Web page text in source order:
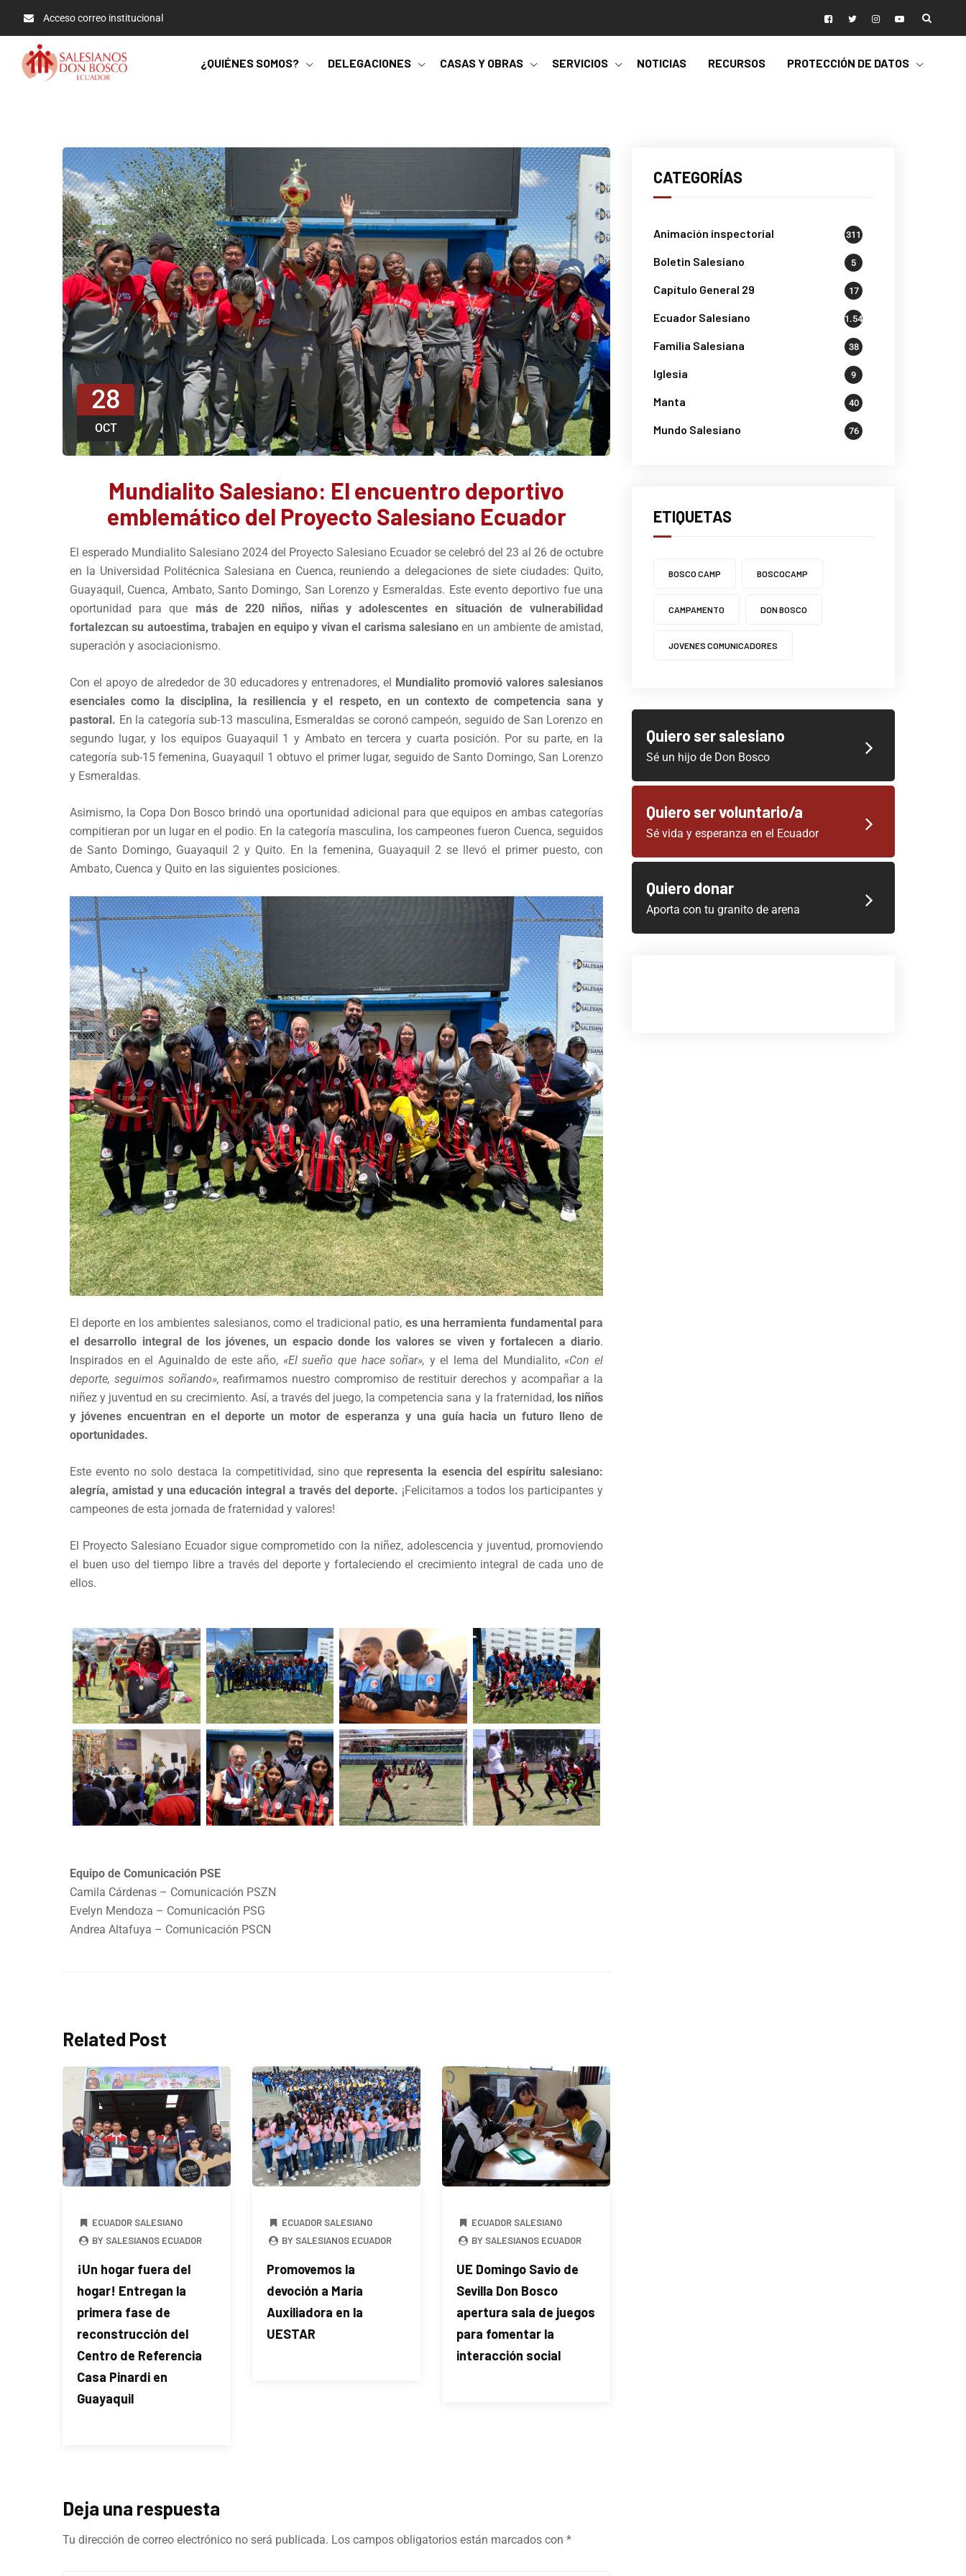
Acceso correo institucional
¿QUIÉNES SOMOS? DELEGACIONES CASAS Y OBRAS SERVICIOS NOTICIAS RECURSOS PROTECCIÓN DE DATOS
28
OCT
Mundialito Salesiano: El encuentro deportivo
emblemático del Proyecto Salesiano Ecuador
El esperado Mundialito Salesiano 2024 del Proyecto Salesiano Ecuador se celebró del 23 al 26 de octubre
en la Universidad Politécnica Salesiana en Cuenca, reuniendo a delegaciones de siete ciudades: Quito,
Guayaquil, Cuenca, Ambato, Santo Domingo, San Lorenzo y Esmeraldas. Este evento deportivo fue una
oportunidad para que más de 220 niños, niñas y adolescentes en situación de vulnerabilidad
fortalezcan su autoestima, trabajen en equipo y vivan el carisma salesiano en un ambiente de amistad,
superación y asociacionismo.
Con el apoyo de alrededor de 30 educadores y entrenadores, el Mundialito promovió valores salesianos
esenciales como la disciplina, la resiliencia y el respeto, en un contexto de competencia sana y
pastoral. En la categoría sub-13 masculina, Esmeraldas se coronó campeón, seguido de San Lorenzo en
segundo lugar, y los equipos Guayaquil 1 y Ambato en tercera y cuarta posición. Por su parte, en la
categoría sub-15 femenina, Guayaquil 1 obtuvo el primer lugar, seguido de Santo Domingo, San Lorenzo
y Esmeraldas.
Asimismo, la Copa Don Bosco brindó una oportunidad adicional para que equipos en ambas categorías
compitieran por un lugar en el podio. En la categoría masculina, los campeones fueron Cuenca, seguidos
de Santo Domingo, Guayaquil 2 y Quito. En la femenina, Guayaquil 2 se llevó el primer puesto, con
Ambato, Cuenca y Quito en las siguientes posiciones.
El deporte en los ambientes salesianos, como el tradicional patio, es una herramienta fundamental para
el desarrollo integral de los jóvenes, un espacio donde los valores se viven y fortalecen a diario.
Inspirados en el Aguinaldo de este año, «El sueño que hace soñar», y el lema del Mundialito, «Con el
deporte, seguimos soñando», reafirmamos nuestro compromiso de restituir derechos y acompañar a la
niñez y juventud en su crecimiento. Así, a través del juego, la competencia sana y la fraternidad, los niños
y jóvenes encuentran en el deporte un motor de esperanza y una guía hacia un futuro lleno de
oportunidades.
Este evento no solo destaca la competitividad, sino que representa la esencia del espíritu salesiano:
alegría, amistad y una educación integral a través del deporte. ¡Felicitamos a todos los participantes y
campeones de esta jornada de fraternidad y valores!
El Proyecto Salesiano Ecuador sigue comprometido con la niñez, adolescencia y juventud, promoviendo
el buen uso del tiempo libre a través del deporte y fortaleciendo el crecimiento integral de cada uno de
ellos.
Equipo de Comunicación PSE
Camila Cárdenas – Comunicación PSZN
Evelyn Mendoza – Comunicación PSG
Andrea Altafuya – Comunicación PSCN
Related Post
ECUADOR SALESIANO
BY SALESIANOS ECUADOR
¡Un hogar fuera del
hogar! Entregan la
primera fase de
reconstrucción del
Centro de Referencia
Casa Pinardi en
Guayaquil
ECUADOR SALESIANO
BY SALESIANOS ECUADOR
Promovemos la
devoción a María
Auxiliadora en la
UESTAR
ECUADOR SALESIANO
BY SALESIANOS ECUADOR
UE Domingo Savio de
Sevilla Don Bosco
apertura sala de juegos
para fomentar la
interacción social
Deja una respuesta
Tu dirección de correo electrónico no será publicada. Los campos obligatorios están marcados con *
CATEGORÍAS
Animación inspectorial 311
Boletin Salesiano 5
Capítulo General 29 17
Ecuador Salesiano 1.541
Familia Salesiana 38
Iglesia 9
Manta 40
Mundo Salesiano 76
ETIQUETAS
BOSCO CAMP BOSCOCAMP
CAMPAMENTO DON BOSCO
JOVENES COMUNICADORES
Quiero ser salesiano
Sé un hijo de Don Bosco
Quiero ser voluntario/a
Sé vida y esperanza en el Ecuador
Quiero donar
Aporta con tu granito de arena